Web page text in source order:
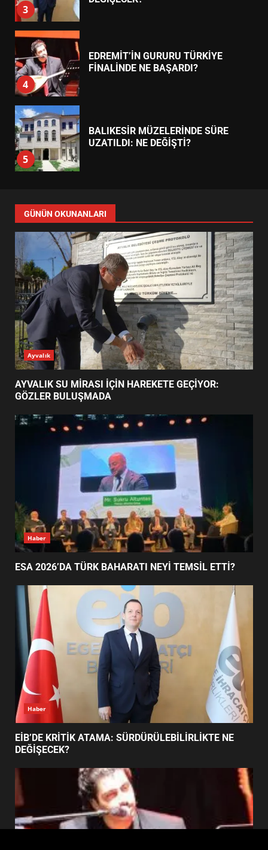
3
4
EDREMİT’İN GURURU TÜRKİYE
FİNALİNDE NE BAŞARDI?
5
BALIKESİR MÜZELERİNDE SÜRE
UZATILDI: NE DEĞİŞTİ?
6
TURNUVASI KAYITLARI NEYİ
DEĞİŞTİRİYOR?
7
BURHANİYE BELEDİYESPOR’DA
YENİ YÖNETİM NASIL
ŞEKİLLENDİ?
1
AYVALIK SU MİRASI İÇİN
HAREKETE GEÇİYOR: GÖZLER
BULUŞMADA
ESA 2026’DA TÜRK BAHARATI
NEYİ TEMSİL ETTİ?
3
EİB’DE KRİTİK ATAMA:
SÜRDÜRÜLEBİLİRLİKTE NE
DEĞİŞECEK?
4
FİNALİNDE NE BAŞARDI?
5
BALIKESİR MÜZELERİNDE SÜRE
UZATILDI: NE DEĞİŞTİ?
BURHANİYE SATRANÇ
TURNUVASI KAYITLARI NEYİ
7
BURHANİYE BELEDİYESPOR’DA
YENİ YÖNETİM NASIL
ŞEKİLLENDİ?
GÜNÜN OKUNANLARI
Ayvalık
AYVALIK SU MİRASI İÇİN HAREKETE GEÇİYOR:
GÖZLER BULUŞMADA
Haber
ESA 2026’DA TÜRK BAHARATI NEYİ TEMSİL ETTİ?
Haber
EİB’DE KRİTİK ATAMA: SÜRDÜRÜLEBİLİRLİKTE NE
DEĞİŞECEK?